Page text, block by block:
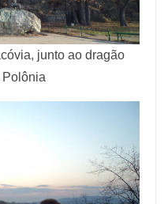
junto ao dragão